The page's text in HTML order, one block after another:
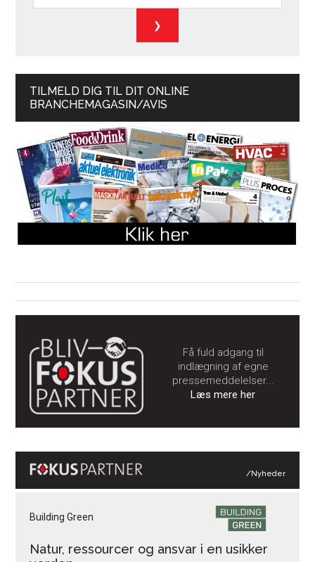
TILMELD DIG TIL DIT ONLINE
BRANCHEMAGASIN/AVIS
Få fuld adgang til
indlægning af egne
pressemeddelelser...
Læs mere her
/Nyheder
Building Green
Natur, ressourcer og ansvar i en usikker